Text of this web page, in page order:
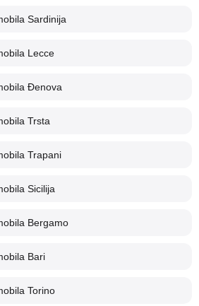
Sardinija
Lecce
Đenova
Trsta
Trapani
Sicilija
Bergamo
Bari
Torino